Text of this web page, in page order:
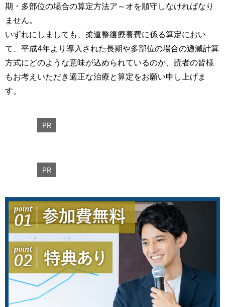
期・多部位の場合の算定方法ア～オを順守しなければなり
ません。
いずれにしましても、柔道整復療養費に係る算定におい
て、平成4年より導入された長期や多部位の場合の逓減計算
方式にどのような意味が込められているのか、読者の皆様
もお考えいただき適正な治療と算定をお願い申し上げま
す。
PR
PR